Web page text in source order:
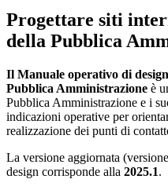
Progettare siti
della Pubblica
Il Manuale operativo di
Pubblica Amministrazione è
Pubblica Amministrazione e i
indicazioni operative per
realizzazione dei punti di
La versione aggiornata
design corrisponde alla 2025.1.